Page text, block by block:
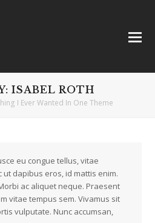
ISABEL ROTH
I Ever Wanted In One Theme
eu congue tellus, vitae
dapibus eros, id mattis enim.
ac aliquet neque. Praesent
vitae tempus sem. Vivamus sit
vulputate. Nunc accumsan,